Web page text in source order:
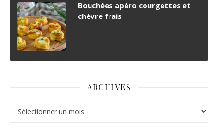
Bouchées apéro courgettes et
chèvre frais
ARCHIVES